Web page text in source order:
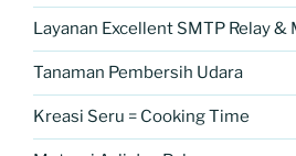
Layanan Excellent SMTP Relay &
Tanaman Pembersih Udara
Kreasi Seru = Cooking Time